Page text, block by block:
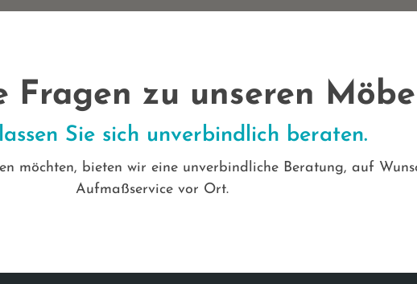
Fragen zu unseren
Sie sich unverbindlich beraten.
möchten, bieten wir eine unverbindliche Beratung, auf
Aufmaßservice vor Ort.